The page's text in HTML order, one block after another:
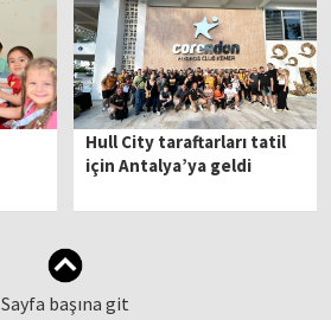
Hull City taraftarları tatil
için Antalya’ya geldi
Sayfa başına git